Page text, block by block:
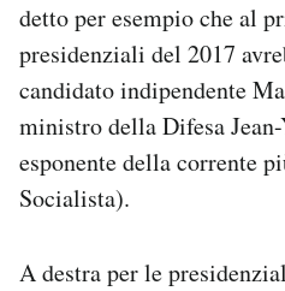
detto per esempio che al
presidenziali del 2017
candidato indipendente
ministro della Difesa
esponente della corrente
Socialista).
A destra per le